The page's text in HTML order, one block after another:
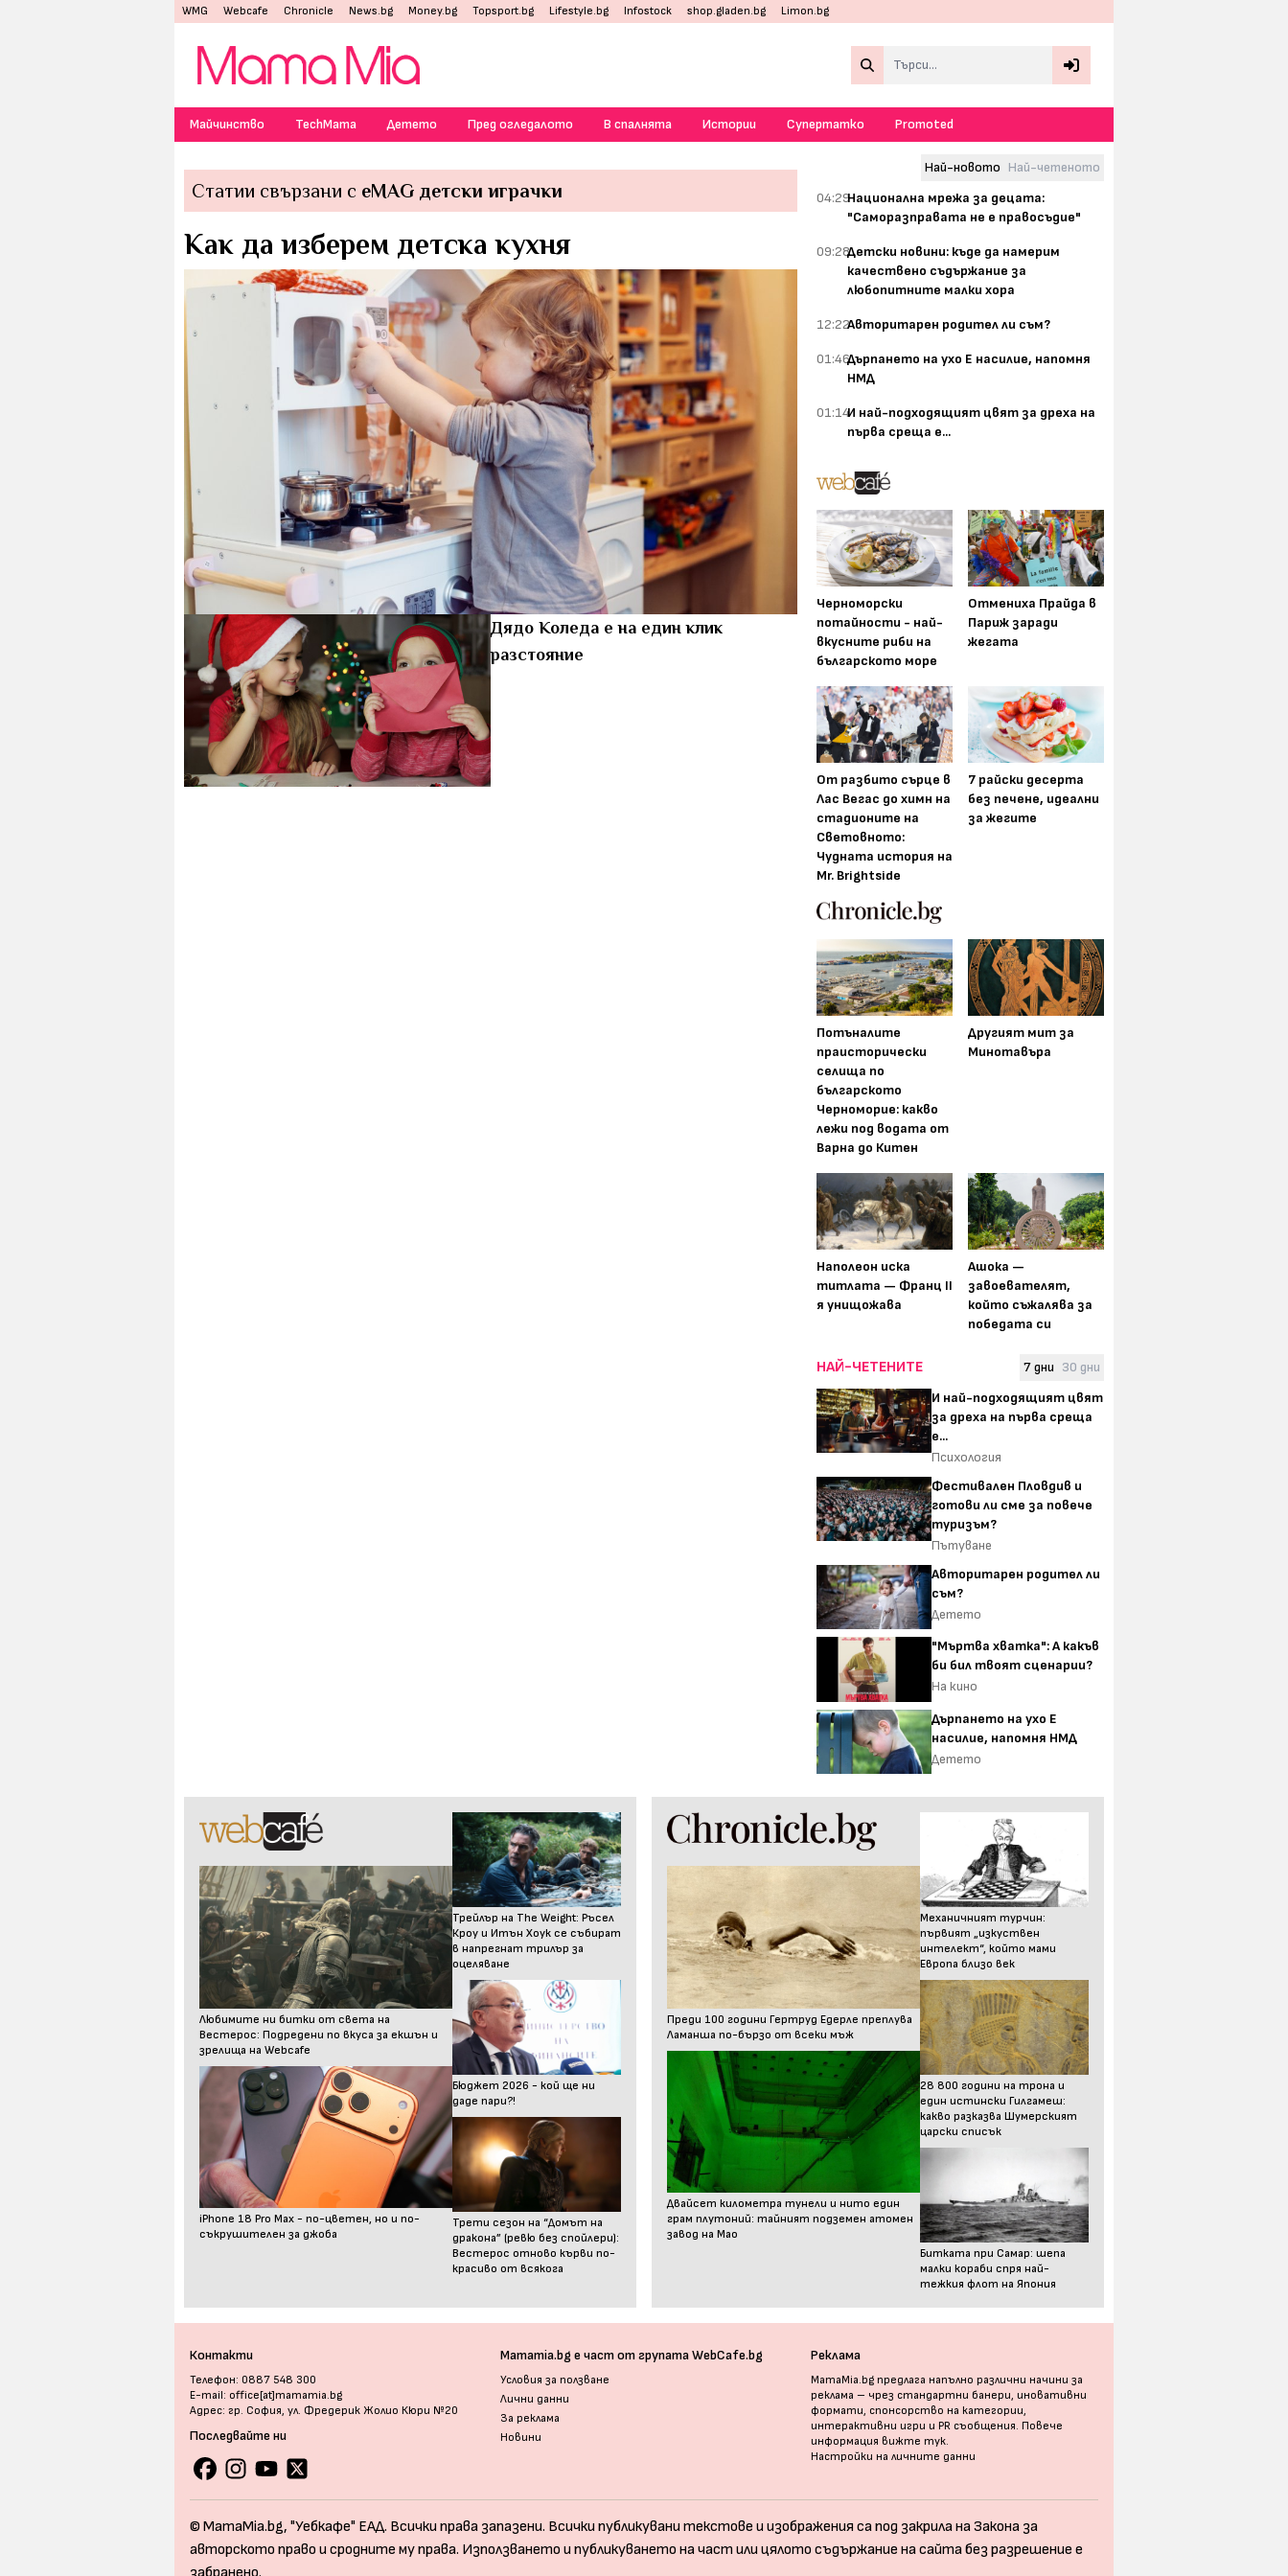
WMG Webcafe Chronicle News.bg Money.bg Topsport.bg Lifestyle.bg Infostock shop.gladen.bg Limon.bg
Майчинство TechMama Детето Пред огледалото В спалнята Истории Супертатко Promoted
Статии свързани с eMAG детски играчки
Как да изберем детска кухня
Дядо Коледа е на един клик
разстояние
Най-новото Най-четеното
04:29Национална мрежа за децата:
"Саморазправата не е правосъдие"
09:28Детски новини: къде да намерим
качествено съдържание за
любопитните малки хора
12:22Авторитарен родител ли съм?
01:46Дърпането на ухо Е насилие, напомня
НМД
01:14И най-подходящият цвят за дреха на
първа среща е...
Черноморски
потайности - най-
вкусните риби на
българското море
Отмениха Прайда в
Париж заради
жегата
От разбито сърце в
Лас Вегас до химн на
стадионите на
Световното:
Чудната история на
Mr. Brightside
7 райски десерта
без печене, идеални
за жегите
Потъналите
праисторически
селища по
българското
Черноморие: какво
лежи под водата от
Варна до Китен
Другият мит за
Минотавъра
Наполеон иска
титлата — Франц II
я унищожава
Ашока —
завоевателят,
който съжалява за
победата си
НАЙ-ЧЕТЕНИТЕ 7 дни 30 дни
И най-подходящият цвят
за дреха на първа среща
е...
Психология
Фестивален Пловдив и
готови ли сме за повече
туризъм?
Пътуване
Авторитарен родител ли
съм?
Детето
"Мъртва хватка": А какъв
би бил твоят сценарии?
На кино
Дърпането на ухо Е
насилие, напомня НМД
Детето
Любимите ни битки от света на
Вестерос: Подредени по вкуса за екшън и
зрелища на Webcafe
iPhone 18 Pro Max - по-цветен, но и по-
съкрушителен за джоба
Трейлър на The Weight: Ръсел
Кроу и Итън Хоук се събират
в напрегнат трилър за
оцеляване
Бюджет 2026 - кой ще ни
даде пари?!
Трети сезон на “Домът на
дракона” (ревю без спойлери):
Вестерос отново кърви по-
красиво от всякога
Преди 100 години Гертруд Едерле преплува
Ламанша по-бързо от всеки мъж
Двайсет километра тунели и нито един
грам плутоний: тайният подземен атомен
завод на Мао
Механичният турчин:
първият „изкуствен
интелект“, който мами
Европа близо век
28 800 години на трона и
един истински Гилгамеш:
какво разказва Шумерският
царски списък
Битката при Самар: шепа
малки кораби спря най-
тежкия флот на Япония
Контакти
Телефон: 0887 548 300
E-mail: office[at]mamamia.bg
Адрес: гр. София, ул. Фредерик Жолио Кюри №20
Последвайте ни
Mamamia.bg е част от групата WebCafe.bg
Условия за ползване
Лични данни
За реклама
Новини
Реклама
MamaMia.bg предлага напълно различни начини за
реклама – чрез стандартни банери, иновативни
формати, спонсорство на категории,
интерактивни игри и PR съобщения. Повече
информация вижте тук.
Настройки на личните данни
© MamaMia.bg, "Уебкафе" ЕАД. Всички права запазени. Всички публикувани текстове и изображения са под закрила на Закона за
авторското право и сродните му права. Използването и публикуването на част или цялото съдържание на сайта без разрешение е